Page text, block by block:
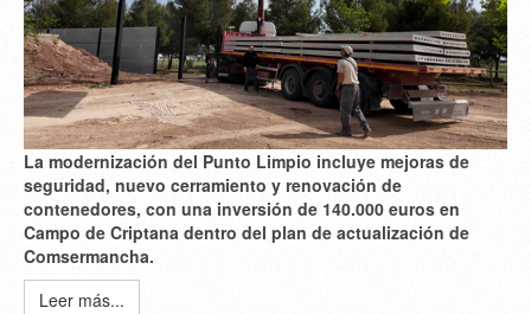
La modernización del Punto Limpio incluye mejoras de
seguridad, nuevo cerramiento y renovación de
contenedores, con una inversión de 140.000 euros en
Campo de Criptana dentro del plan de actualización de
Comsermancha.
Leer más...